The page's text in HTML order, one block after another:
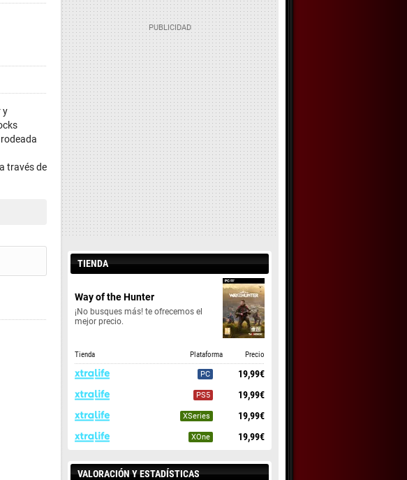
y
través de
TIENDA
Way of the Hunter
¡No busques más! te ofrecemos el
mejor precio.
Tienda Plataforma Precio
PC 19,99€
PS5 19,99€
XSeries 19,99€
XOne 19,99€
VALORACIÓN Y ESTADÍSTICAS